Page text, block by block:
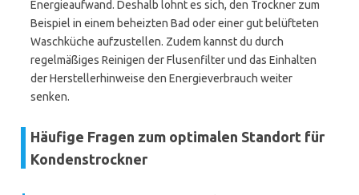
Energieaufwand. Deshalb lohnt es sich, den Trockner zum
Beispiel in einem beheizten Bad oder einer gut belüfteten
Waschküche aufzustellen. Zudem kannst du durch
regelmäßiges Reinigen der Flusenfilter und das Einhalten
der Herstellerhinweise den Energieverbrauch weiter
senken.
Häufige Fragen zum optimalen Standort für
Kondenstrockner